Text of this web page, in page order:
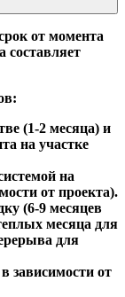
от момента
составляет
(1-2 месяца) и
на участке
на
от проекта).
(6-9 месяцев
месяца для
для
зависимости от